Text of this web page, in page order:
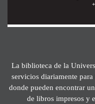
La biblioteca de la
servicios diariamente
donde pueden encontrar
de libros impresos y